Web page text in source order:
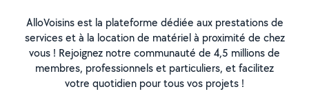
AlloVoisins est la plateforme dédiée aux prestations de
services et à la location de matériel à proximité de chez
vous ! Rejoignez notre communauté de 4,5 millions de
membres, professionnels et particuliers, et facilitez
votre quotidien pour tous vos projets !